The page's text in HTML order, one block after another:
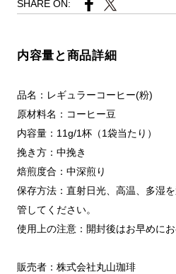
SHARE ON:
内容量と商品詳細
品名：レギュラーコーヒー(粉)
原材料名：コーヒー豆
内容量：11g/1杯（1袋当たり）
挽き方：中挽き
焙煎度合：中深煎り
保存方法：直射日光、高温、多湿
管してください。
使用上の注意：開封後はお早めにお
販売者：株式会社丸山珈琲